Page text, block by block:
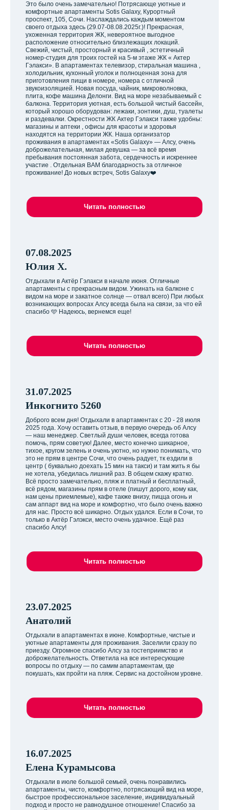
Это было очень замечательно! Потрясающе уютные и
комфортные апартаменты Sotis Galaxy, Курортный
проспект, 105, Сочи. Наслаждались каждым моментом
своего отдыха здесь (29.07-08.08.2025г.)! Прекрасная,
ухоженная территория ЖК, невероятное выгодное
расположение относительно близлежащих локаций.
Свежий, чистый, просторный и красивый , эстетичный
номер-студия для троих гостей на 5-м этаже ЖК « Актер
Гэлакси». В апартаментах телевизор, стиральная машина ,
холодильник, кухонный уголок и полноценная зона для
приготовления пищи в номере, номера с отличной
звукоизоляцией. Новая посуда, чайник, микроволновка,
плита, кофе машина Делонги. Вид на море незабываемый с
балкона. Территория уютная, есть большой чистый бассейн,
который хорошо оборудован: лежаки, зонтики, душ, туалеты
и раздевалки. Окрестности ЖК Актер Гэлакси также удобны:
магазины и аптеки , офисы для красоты и здоровья
находятся на территории ЖК. Наша организатор
проживания в апартаментах «Sotis Galaxy» — Алсу, очень
доброжелательная, милая девушка — за всё время
пребывания постоянная забота, сердечность и искреннее
участие . Отдельная ВАМ благодарность за отличное
проживание! До новых встреч, Sotis Galaxy❤️
Читать полностью
07.08.2025
Юлия Х.
Отдыхали в Актёр Гэлакси в начале июня. Отличные
апартаменты с прекрасным видом. Ужинать на балконе с
видом на море и закатное солнце — отвал всего) При любых
возникающих вопросах Алсу всегда была на связи, за что ей
спасибо 🩵 Надеюсь, вернемся еще!
Читать полностью
31.07.2025
Инкогнито 5260
Доброго всем дня! Отдыхали в апартаментах с 20 - 28 июля
2025 года. Хочу оставить отзыв, в первую очередь об Алсу
— наш менеджер. Светлый души человек, всегда готова
помочь, прям советую! Далее, место конечно шикарное,
тихое, кругом зелень и очень уютно, но нужно понимать, что
это не прям в центре Сочи, что очень радует, тк ездили в
центр ( буквально доехать 15 мин на такси) и там жить я бы
не хотела, убедилась лишний раз. В общем скажу кратко.
Всё просто замечательно, пляж и платный и бесплатный,
всё рядом, магазины прям в отеле (пишут дорого, кому как,
нам цены приемлемые), кафе также внизу, пицца огонь и
сам аппарт вид на море и комфортно, что было очень важно
для нас. Просто всё шикарно. Отдых удался. Если в Сочи, то
только в Актёр Гэлэкси, место очень удачное. Ещё раз
спасибо Алсу!
Читать полностью
23.07.2025
Анатолий
Отдыхали в апартаментах в июне. Комфортные, чистые и
уютные апартаменты для проживания. Заселили сразу по
приезду. Огромное спасибо Алсу за гостеприимство и
доброжелательность. Ответила на все интересующие
вопросы по отдыху — по самим апартаментам, где
покушать, как пройти на пляж. Сервис на достойном уровне.
Читать полностью
16.07.2025
Елена Курамысова
Отдыхали в июле большой семьей, очень понравились
апартаменты, чисто, комфортно, потрясающий вид на море,
быстрое профессиональное заселение, индивидуальный
подход и просто не равнодушное отношение! Спасибо за